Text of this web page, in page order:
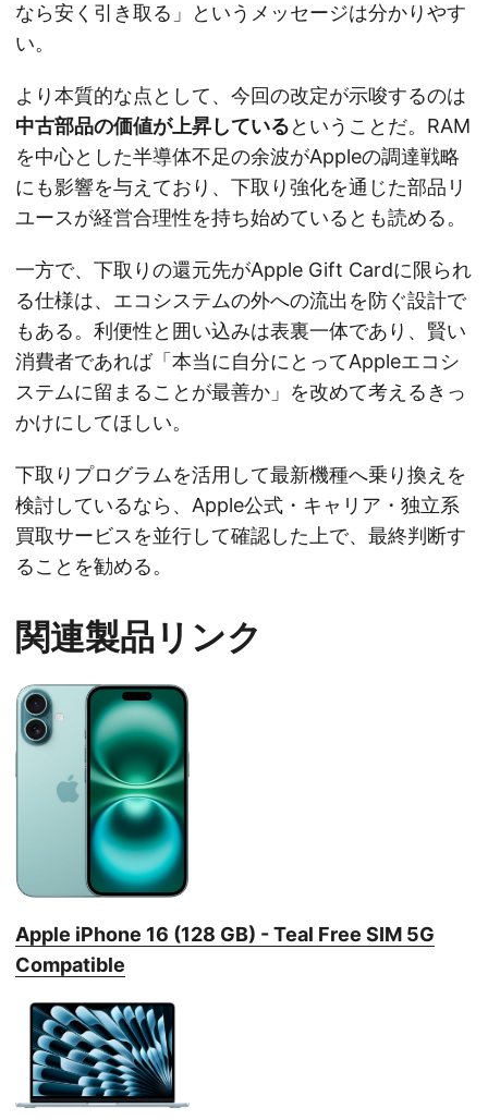
なら安く引き取る」というメッセージは分かりやす
い。
より本質的な点として、今回の改定が示唆するのは
中古部品の価値が上昇しているということだ。RAM
を中心とした半導体不足の余波がAppleの調達戦略
にも影響を与えており、下取り強化を通じた部品リ
ユースが経営合理性を持ち始めているとも読める。
一方で、下取りの還元先がApple Gift Cardに限られ
る仕様は、エコシステムの外への流出を防ぐ設計で
もある。利便性と囲い込みは表裏一体であり、賢い
消費者であれば「本当に自分にとってAppleエコシ
ステムに留まることが最善か」を改めて考えるきっ
かけにしてほしい。
下取りプログラムを活用して最新機種へ乗り換えを
検討しているなら、Apple公式・キャリア・独立系
買取サービスを並行して確認した上で、最終判断す
ることを勧める。
関連製品リンク
Apple iPhone 16 (128 GB) - Teal Free SIM 5G
Compatible